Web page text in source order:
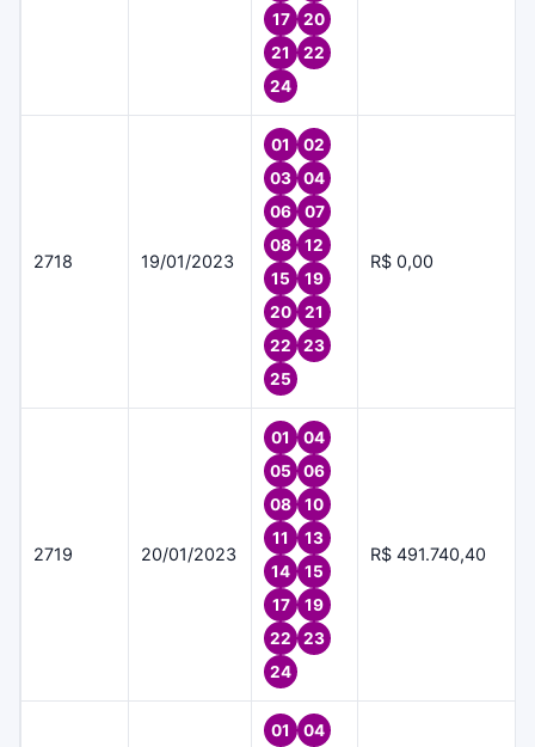
17
20
21
22
24
2718 19/01/2023
01
02
03
04
06
07
08
12
15
19
20
21
22
23
25
R$ 0,00
2719 20/01/2023
01
04
05
06
08
10
11
13
14
15
17
19
22
23
24
R$ 491.740,40
01
04